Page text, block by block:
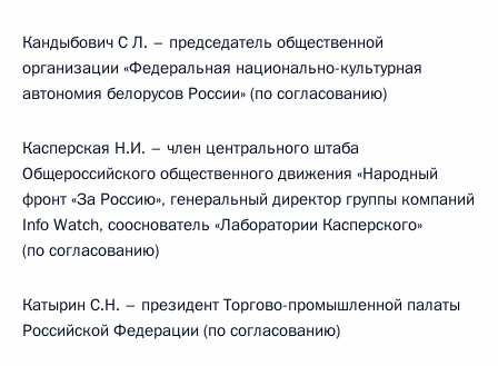
Кандыбович С Л. – председатель общественной
организации «Федеральная национально-культурная
автономия белорусов России» (по согласованию)
Касперская Н.И. – член центрального штаба
Общероссийского общественного движения «Народный
фронт «За Россию», генеральный директор группы компаний
Info Watch, сооснователь «Лаборатории Касперского»
(по согласованию)
Катырин С.Н. – президент Торгово-промышленной палаты
Российской Федерации (по согласованию)